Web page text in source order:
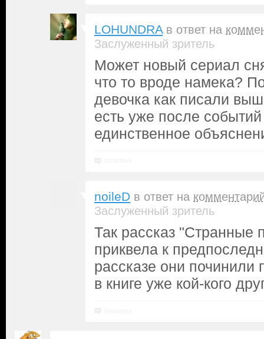
LOHUNDRA в ответ на
Заслуженный зритель
Может новый сериал
что то вроде намека?
девочка как писали
есть уже после
единственное
noileD в ответ на
Заслуженный зритель
Так рассказ "Странные
приквела к
рассказе они починили
в книге уже кой-кого